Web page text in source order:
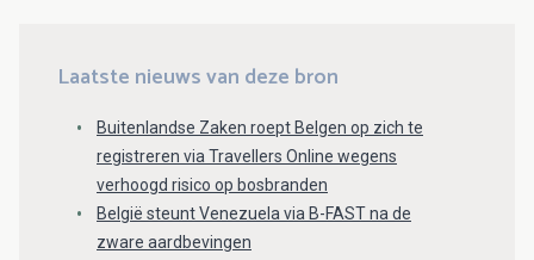
Laatste nieuws van deze bron
Buitenlandse Zaken roept Belgen op zich te
registreren via Travellers Online wegens
verhoogd risico op bosbranden
België steunt Venezuela via B-FAST na de
zware aardbevingen